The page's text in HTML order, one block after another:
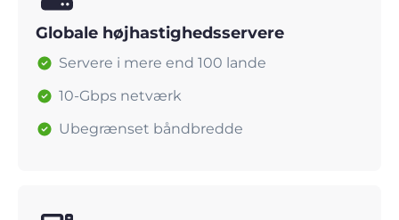
Globale højhastighedsservere
Servere i mere end 100 lande
10-Gbps netværk
Ubegrænset båndbredde